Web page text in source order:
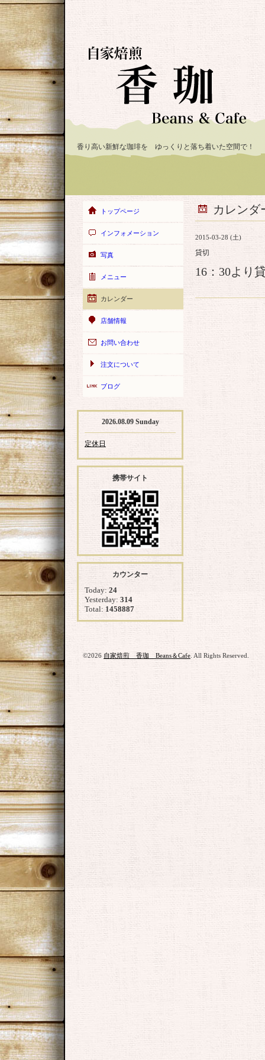
香り高い新鮮な珈琲を ゆっくりと落ち着いた空間で！
カレンダ
2015-03-28 (土)
貸切
16：30より
トップページ
インフォメーション
写真
メニュー
カレンダー
店舗情報
お問い合わせ
注文について
ブログ
2026.08.09 Sunday
定休日
携帯サイト
カウンター
Today: 24
Yesterday: 314
Total: 1458887
©2026 自家焙煎 香珈 Beans＆Cafe . All Rights Reserved.